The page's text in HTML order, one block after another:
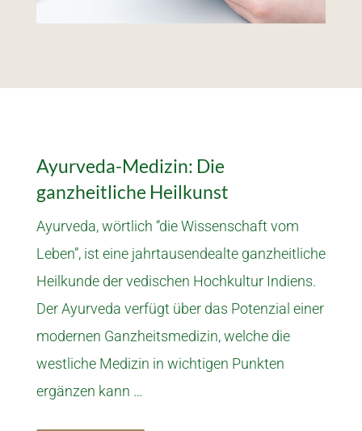
Ayurveda-Medizin: Die
ganzheitliche Heilkunst
Ayurveda, wörtlich “die Wissen­schaft vom
Leben”, ist eine jahr­tausende­alte ganz­heit­liche
Heil­kunde der vedi­schen Hoch­kultur Indiens.
Der Ayur­veda verfügt über das Potenzial einer
moder­nen Ganz­heits­medi­zin, welche die
west­liche Medi­zin in wichtigen Punk­ten
ergänzen kann …